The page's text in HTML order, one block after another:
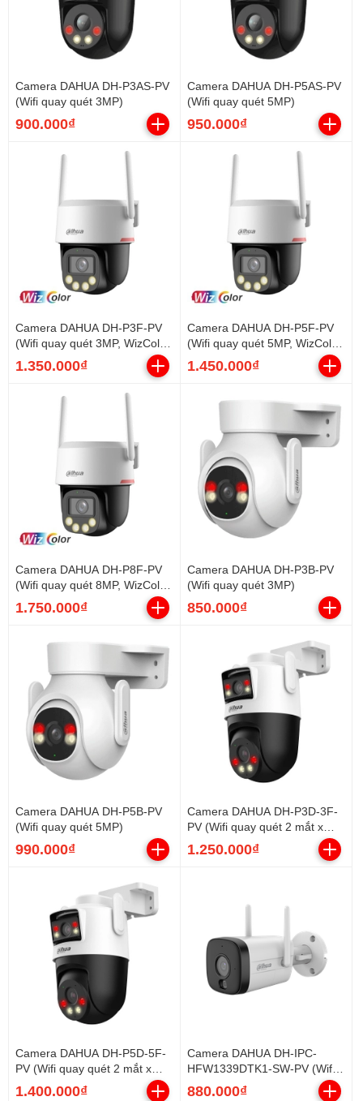
Camera DAHUA DH-P3AS-PV
(Wifi quay quét 3MP)
900.000₫
Camera DAHUA DH-P5AS-PV
(Wifi quay quét 5MP)
950.000₫
Camera DAHUA DH-P3F-PV
(Wifi quay quét 3MP, WizColor
đêm như ngày)
1.350.000₫
Camera DAHUA DH-P5F-PV
(Wifi quay quét 5MP, WizColor
đêm như ngày)
1.450.000₫
Camera DAHUA DH-P8F-PV
(Wifi quay quét 8MP, WizColor
đêm như ngày)
1.750.000₫
Camera DAHUA DH-P3B-PV
(Wifi quay quét 3MP)
850.000₫
Camera DAHUA DH-P5B-PV
(Wifi quay quét 5MP)
990.000₫
Camera DAHUA DH-P3D-3F-
PV (Wifi quay quét 2 mắt x
3MP, báo động)
1.250.000₫
Camera DAHUA DH-P5D-5F-
PV (Wifi quay quét 2 mắt x
5MP, báo động)
1.400.000₫
Camera DAHUA DH-IPC-
HFW1339DTK1-SW-PV (Wifi
Thân 3MP, loa mic, báo động)
880.000₫